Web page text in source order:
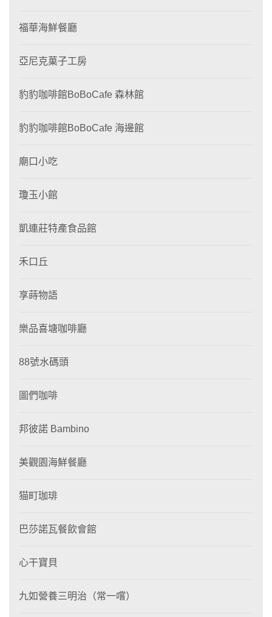
福華海鮮餐廳
亞尼克菓子工房
豹豹咖啡館BoBoCafe 森林館
豹豹咖啡館BoBoCafe 海邊館
廟口小吃
瓊玉小館
凱連莊特產食品館
禾口丘
享蒔物語
樂品喜塘咖啡廳
88號水碼頭
圖們咖啡
邦彼諾 Bambino
美觀園海鮮餐廳
猫町珈琲
巴莎諾瓦餐飲會館
心干寶貝
九如營養三明治（常一嚐）